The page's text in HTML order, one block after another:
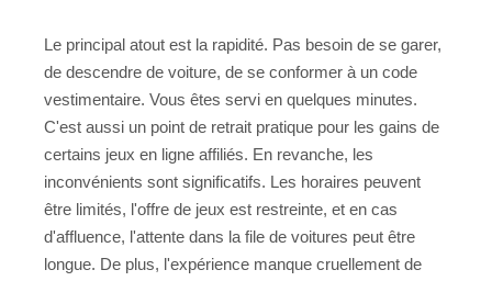
Le principal atout est la rapidité. Pas besoin de se garer,
de descendre de voiture, de se conformer à un code
vestimentaire. Vous êtes servi en quelques minutes.
C'est aussi un point de retrait pratique pour les gains de
certains jeux en ligne affiliés. En revanche, les
inconvénients sont significatifs. Les horaires peuvent
être limités, l'offre de jeux est restreinte, et en cas
d'affluence, l'attente dans la file de voitures peut être
longue. De plus, l'expérience manque cruellement de